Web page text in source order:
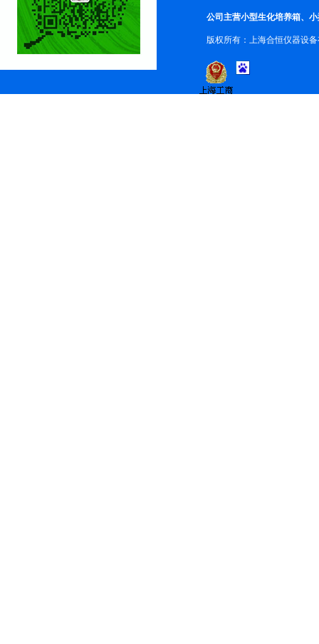
公司主营小型生化培养箱、
版权所有：上海合恒仪器设